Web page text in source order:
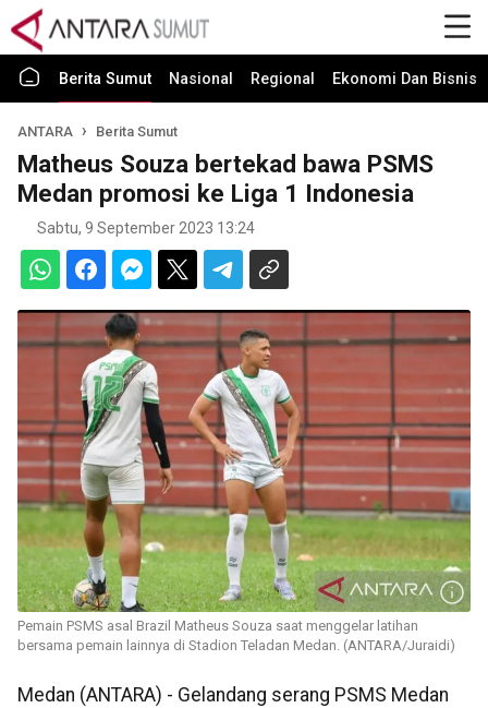
Berita Sumut Nasional Regional Ekonomi Dan Bisnis
ANTARA Berita Sumut
Matheus Souza bertekad bawa PSMS
Medan promosi ke Liga 1 Indonesia
Sabtu, 9 September 2023 13:24
Pemain PSMS asal Brazil Matheus Souza saat menggelar latihan
bersama pemain lainnya di Stadion Teladan Medan. (ANTARA/Juraidi)
Medan (ANTARA) - Gelandang serang PSMS Medan